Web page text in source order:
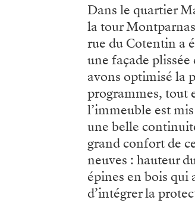
Dans le quartier
la tour
rue du Cotentin a
une façade
avons optimisé la
programmes, tout
l’immeuble est
une belle
grand confort de
neuves : hauteur
épines en bois
d’intégrer la